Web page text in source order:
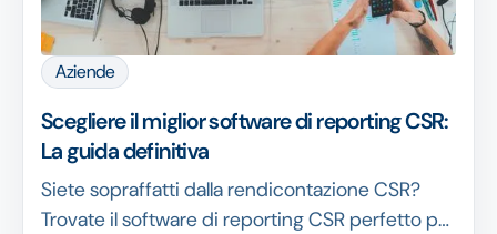
Aziende
Scegliere il miglior software di reporting CSR:
La guida definitiva
Siete sopraffatti dalla rendicontazione CSR?
Trovate il software di reporting CSR perfetto per